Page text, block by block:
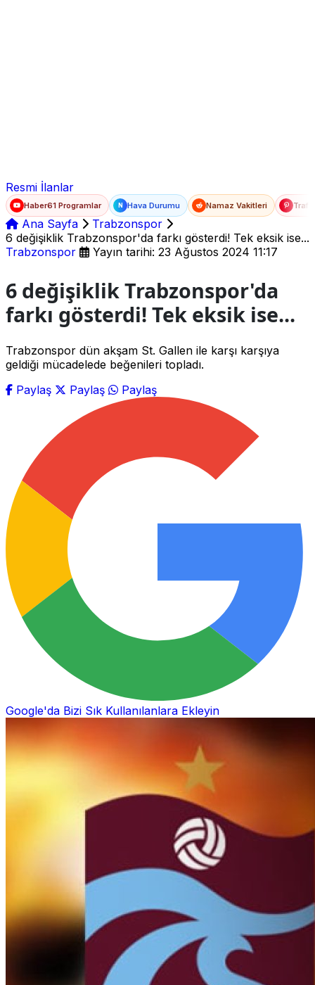
Resmi İlanlar
Haber61 Programlar N Hava Durumu Namaz Vakitleri
Ana Sayfa
Trabzonspor
6 değişiklik Trabzonspor'da farkı gösterdi! Tek eksik ise...
Trabzonspor
Yayın tarihi: 23 Ağustos 2024 11:17
6 değişiklik Trabzonspor'da
farkı gösterdi! Tek eksik ise...
Trabzonspor dün akşam St. Gallen ile karşı karşıya
geldiği mücadelede beğenileri topladı.
Paylaş
Paylaş Paylaş
Google'da Bizi Sık Kullanılanlara Ekleyin